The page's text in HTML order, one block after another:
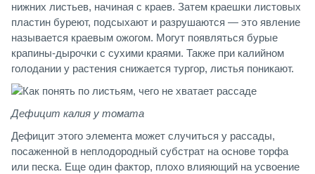
нижних листьев, начиная с краев. Затем краешки листовых
пластин буреют, подсыхают и разрушаются — это явление
называется краевым ожогом. Могут появляться бурые
крапины-дырочки с сухими краями. Также при калийном
голодании у растения снижается тургор, листья поникают.
Дефицит калия у томата
Дефицит этого элемента может случиться у рассады,
посаженной в неплодородный субстрат на основе торфа
или песка. Еще один фактор, плохо влияющий на усвоение